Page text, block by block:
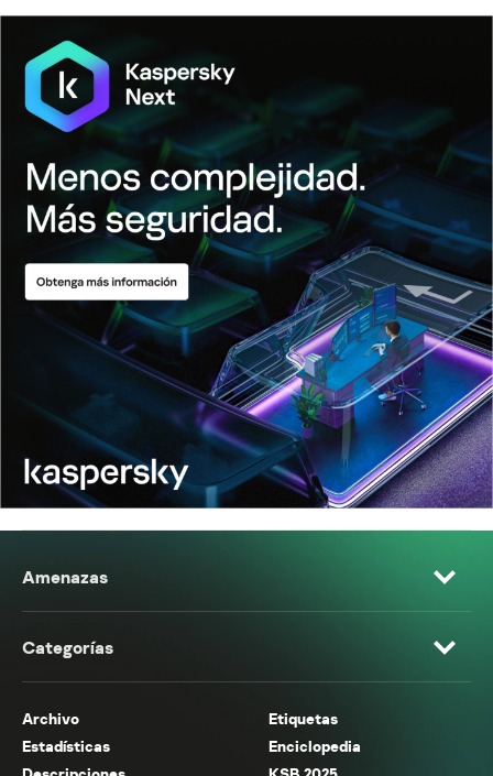
Amenazas
Categorías
Archivo
Etiquetas
Estadísticas
Enciclopedia